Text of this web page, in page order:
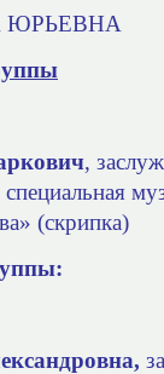
ЮРЬЕВНА
,
специальная
(скрипка)